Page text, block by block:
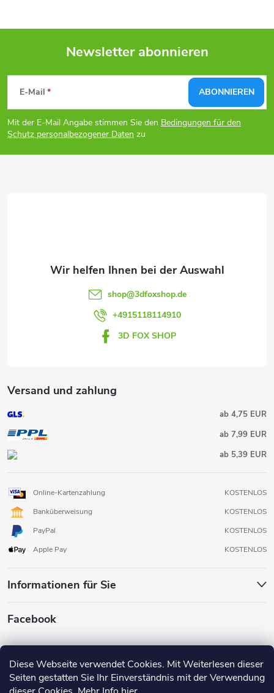
Diese Webseite verwendet Cookies. Mit Weiterlesen dieser
Seiten gestatten Sie Ihr Einverständnis mit der Verwendung
F
u
ß
Newsletter abonnieren
E-Mail
Mit der E-Mail Angabe stimmen Sie den Bedingungen für den
Schutz personalbezogener Daten zu
ABONNIEREN
Versand und zahlung
ab 4,75 EUR
ab 7,99 EUR
ab 5,39 EUR
Online-Kartenzahlung
KOSTENLOS
Banküberweisung
KOSTENLOS
PayPal
KOSTENLOS
Apple Pay
KOSTENLOS
Informationen für Sie
Facebook
shop@3dfoxshop.de
+4915118114910
3D FOX SHOP